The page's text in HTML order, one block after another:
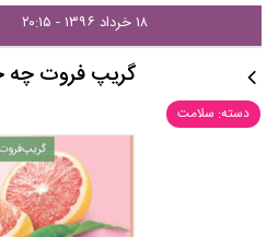
۱۸ خرداد ۱۳۹۶ - ۲۰:۱۵
گریپ فروت چه
دسته: سلامت